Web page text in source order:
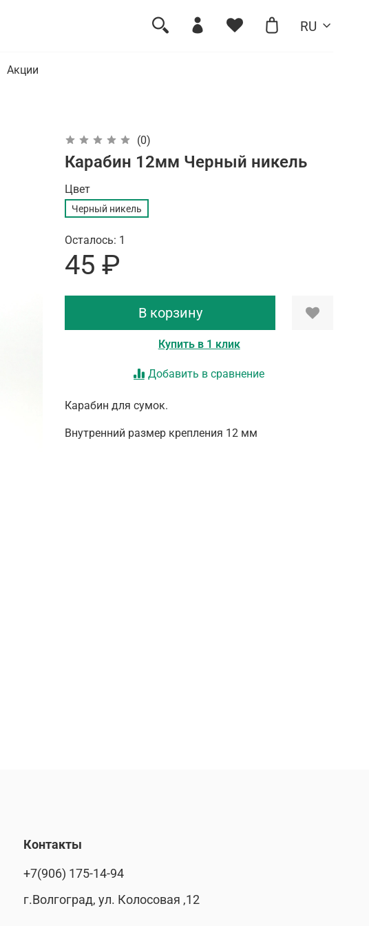
RU
Акции
(0)
Карабин 12мм Черный никель
Цвет
Черный никель
Осталось: 1
45 ₽
В корзину
Купить в 1 клик
Добавить в сравнение
Карабин для сумок.
Внутренний размер крепления 12 мм
Контакты
+7(906) 175-14-94
г.Волгоград, ул. Колосовая ,12